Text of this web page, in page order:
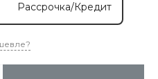
Рассрочка/Кредит